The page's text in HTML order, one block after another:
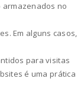
no
Em alguns casos,
para visitas
é uma prática